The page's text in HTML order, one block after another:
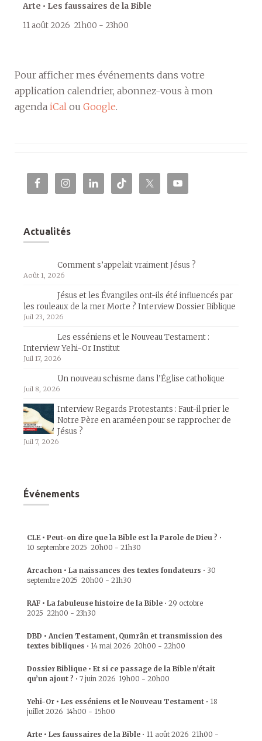
Arte • Les faussaires de la Bible
11 août 2026 21h00 - 23h00
Pour afficher mes événements dans votre
application calendrier, abonnez-vous à mon
agenda iCal ou Google.
Actualités
Comment s’appelait vraiment Jésus ?
Août 1, 2026
Jésus et les Évangiles ont-ils été influencés par
les rouleaux de la mer Morte ? Interview Dossier Biblique
Juil 23, 2026
Les esséniens et le Nouveau Testament :
Interview Yehi-Or Institut
Juil 17, 2026
Un nouveau schisme dans l’Église catholique
Juil 8, 2026
Interview Regards Protestants : Faut-il prier le
Notre Père en araméen pour se rapprocher de
Jésus ?
Juil 7, 2026
Événements
CLE • Peut-on dire que la Bible est la Parole de Dieu ? •
10 septembre 2025 20h00 - 21h30
Arcachon • La naissances des textes fondateurs • 30
septembre 2025 20h00 - 21h30
RAF • La fabuleuse histoire de la Bible • 29 octobre
2025 22h00 - 23h30
DBD • Ancien Testament, Qumrân et transmission des
textes bibliques • 14 mai 2026 20h00 - 22h00
Dossier Biblique • Et si ce passage de la Bible n’était
qu’un ajout ? • 7 juin 2026 19h00 - 20h00
Yehi-Or • Les esséniens et le Nouveau Testament • 18
juillet 2026 14h00 - 15h00
Arte • Les faussaires de la Bible • 11 août 2026 21h00 -